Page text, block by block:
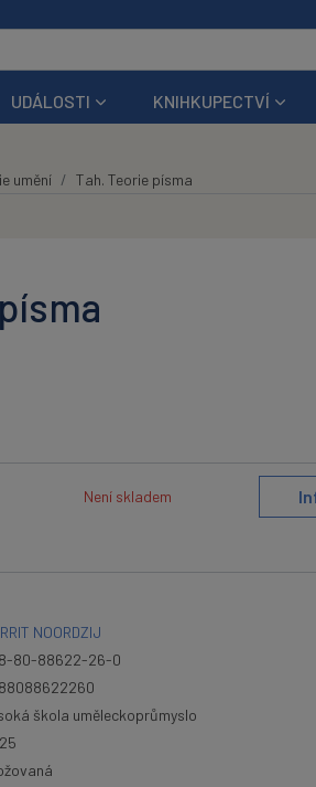
UDÁLOSTI KNIHKUPECTVÍ
umění Tah. Teorie písma
Není skladem
NOORDZIJ
80-88622-26-0
škola uměleckoprůmyslo